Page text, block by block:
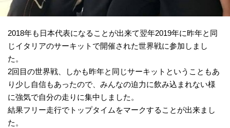
2018年も日本代表になることが出来て翌年2019年に昨年と同
じイタリアのサーキットで開催された世界戦に参加しまし
た。
2回目の世界戦、しかも昨年と同じサーキットということもあ
り少し自信もあったので、みんなの迫力に飲み込まれない様
に強気で自分の走りに集中しました。
結果フリー走行でトップタイムをマークすることが出来まし
た。